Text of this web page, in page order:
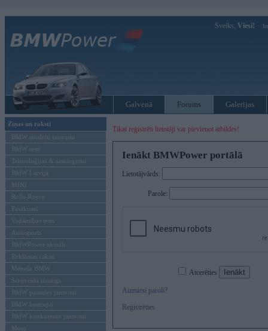
Sveiks, Viesi!
Galvenā Forums Galerijas
Ziņas un raksti
BMW modeļu jaunumi
BMW testi
Tehnoloģijas & sasniegumi
BMW Latvijā
MINI
Rolls-Royce
Pasākumi
Vadāmības tests
Autosports
BMWPower aktuāli
Reklāmas raksti
Mēneša BMW
Sērijveida tūnings
BMW pasaules jaunumi
BMW koncepti
BMW konkurentu jaunumi
Moto
Tikai reģistrēti lietotāji var pievienot atbildes!
Ienākt BMWPower portālā
Lietotājvārds:
Parole:
Atcerēties
Aizmirsi paroli?
Reģistrēties